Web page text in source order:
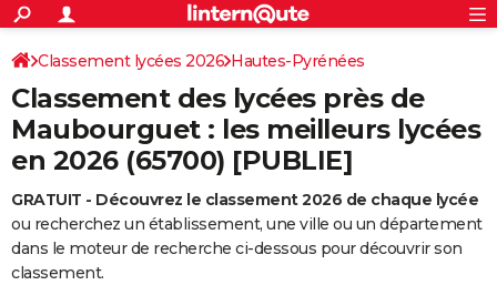
ACTUALITÉS
Politique
Société
Faits Divers
Education
Monde
Villes
+
SPORT
Coupe du monde 2026
Football
Tennis
Cyclisme
Rugby
Forum
CULTURE
Programme TV
TNT
Streaming
Cinéma
Sorties cinéma
Musique
+
FINANCE
Retraite
Impôts
Epargne
Immobilier
Risques naturels par ville
Banque
Assurance
Crédit
AUTO
Essais
Réserver un essai
Citadines
Berlines
SUV
Forum auto
+
HIGH-TECH
S'inscrire
Connexion
Classement lycées 2026 Hautes-Pyrénées
Classement des lycées près de
Maubourguet : les meilleurs lycées
en 2026 (65700) [PUBLIE]
GRATUIT - Découvrez le classement 2026 de chaque lycée
ou recherchez un établissement, une ville ou un département
dans le moteur de recherche ci-dessous pour découvrir son
classement.